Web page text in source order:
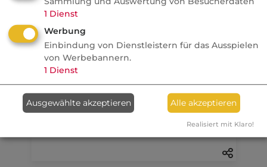
g auf
Makler
dvb
Wer den unabhängigen
1 Dienst
Werbung
Einbindung von Dienstleistern für das Ausspielen
von Werbebannern.
1 Dienst
Ausgewählte akzeptieren Alle akzeptieren
Realisiert mit Klaro!